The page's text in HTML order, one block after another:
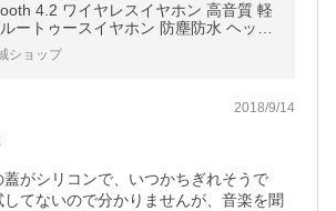
4.2 ワイヤレスイヤホン 高音質 軽
ートゥースイヤホン 防塵防水 ヘッド
ヤホン マイク付き iPhone Android【P
加入済み製品・安心】
ショップ
2018/9/14
がシリコンで、いつかちぎれそうで
てないので分かりませんが、音楽を聞